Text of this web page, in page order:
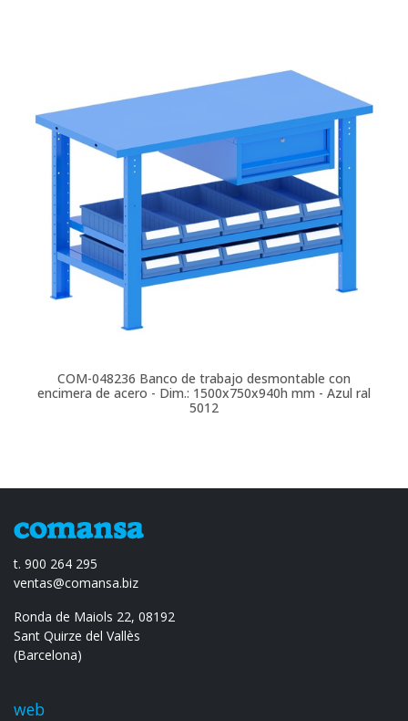
COM-048236 Banco de trabajo desmontable con
encimera de acero - Dim.: 1500x750x940h mm - Azul ral
5012
t. 900 264 295
ventas@comansa.biz
Ronda de Maiols 22, 08192
Sant Quirze del Vallès
(Barcelona)
web